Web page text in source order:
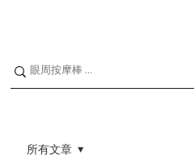
所有文章